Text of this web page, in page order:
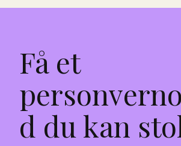
Få et
d du kan